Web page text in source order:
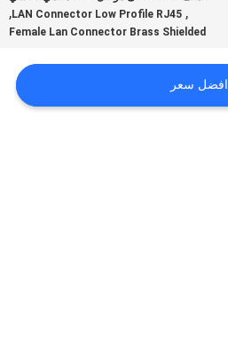
,
LAN Connector Low Profile RJ45
,
Female Lan Connector Brass Shielded
افضل سعر